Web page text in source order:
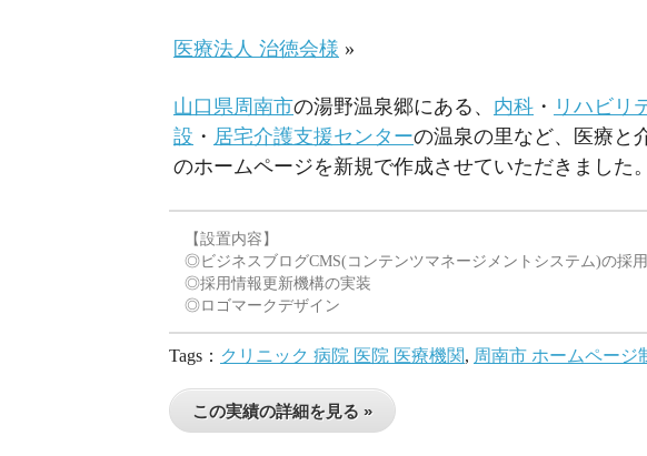
医療法人 治徳会様 »
山口県周南市の湯野温泉郷にある、 内科 ・ リハビリ
設 ・ 居宅介護支援センターの温泉の里など、医療と
のホームページを新規で作成させていただきました。
【設置内容】
◎ビジネスブログCMS(コンテンツマネージメントシステム)の採用
◎採用情報更新機構の実装
◎ロゴマークデザイン
Tags： クリニック 病院 医院 医療機関, 周南市 ホームページ
この実績の詳細を見る »